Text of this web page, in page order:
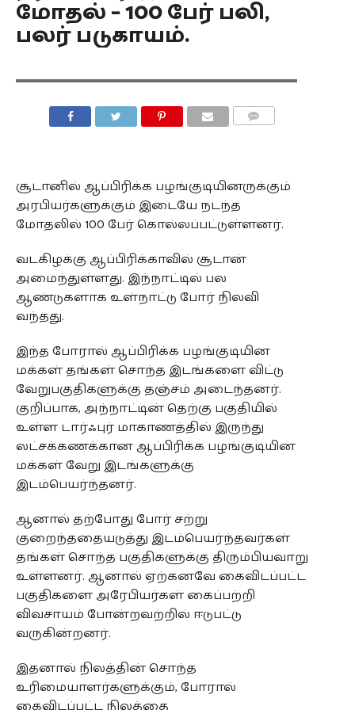
மோதல் – 100 பேர் பலி,
பலர் படுகாயம்.
சூடானில் ஆப்பிரிக்க பழங்குடியினருக்கும்
அரபியர்களுக்கும் இடையே நடந்த
மோதலில் 100 பேர் கொல்லப்பட்டுள்ளனர்.
வடகிழக்கு ஆப்பிரிக்காவில் சூடான்
அமைந்துள்ளது. இந்நாட்டில் பல
ஆண்டுகளாக உள்நாட்டு போர் நிலவி
வந்தது.
இந்த போரால் ஆப்பிரிக்க பழங்குடியின
மக்கள் தங்கள் சொந்த இடங்களை விட்டு
வேறுபகுதிகளுக்கு தஞ்சம் அடைந்தனர்.
குறிப்பாக, அந்நாட்டின் தெற்கு பகுதியில்
உள்ள டார்ஃபுர் மாகாணத்தில் இருந்து
லட்சக்கணக்கான ஆப்பிரிக்க பழங்குடியின
மக்கள் வேறு இடங்களுக்கு
இடம்பெயர்ந்தனர்.
ஆனால் தற்போது போர் சற்று
குறைந்ததையடுத்து இடம்பெயர்ந்தவர்கள்
தங்கள் சொந்த பகுதிகளுக்கு திரும்பியவாறு
உள்ளனர். ஆனால் ஏற்கனவே கைவிடப்பட்ட
பகுதிகளை அரேபியர்கள் கைப்பற்றி
விவசாயம் போன்றவற்றில் ஈடுபட்டு
வருகின்றனர்.
இதனால் நிலத்தின் சொந்த
உரிமையாளர்களுக்கும், போரால்